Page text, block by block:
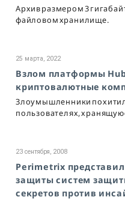
Архив размером 3
файловом хранилище.
25 марта, 2022
Взлом платформы
криптовалютные
Злоумышленники
пользователях,
23 сентября, 2008
Perimetrix
защиты систем
секретов против